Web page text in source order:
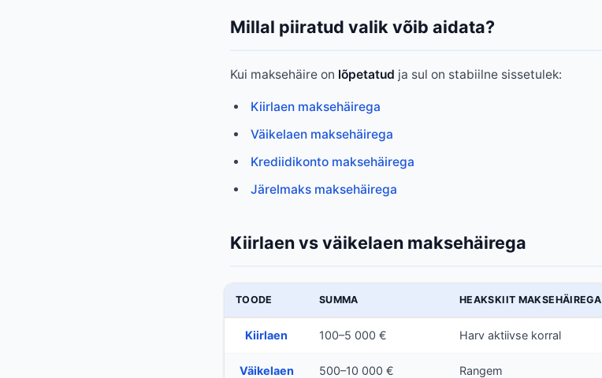
Millal piiratud valik võib aidata?
Kui maksehäire on lõpetatud ja sul on stabiilne sissetulek:
Kiirlaen maksehäirega
Väikelaen maksehäirega
Krediidikonto maksehäirega
Järelmaks maksehäirega
Kiirlaen vs väikelaen maksehäirega
TOODE SUMMA HEAKSKIIT MAKSEHÄIREGA
Kiirlaen 100–5 000 € Harv aktiivse korral
Väikelaen 500–10 000 € Rangem